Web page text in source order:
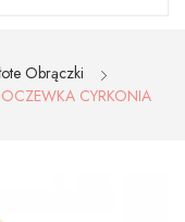
Obrączki
CYRKONIA